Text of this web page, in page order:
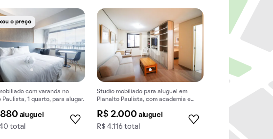
o preço
com varanda no
Paulista, 1 quarto, para alugar.
aluguel
total
Studio mobiliado para aluguel em
Planalto Paulista, com academia e
R$ 2.000 aluguel
R$ 4.116 total